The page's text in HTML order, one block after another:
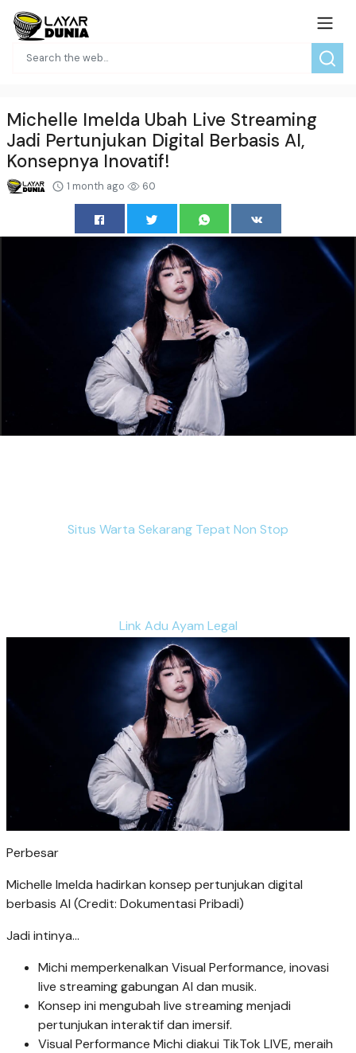
Michelle Imelda Ubah Live Streaming
Jadi Pertunjukan Digital Berbasis AI,
Konsepnya Inovatif!
1 month ago 60
Situs Warta Sekarang Tepat Non Stop
Link Adu Ayam Legal
Perbesar
Michelle Imelda hadirkan konsep pertunjukan digital
berbasis AI (Credit: Dokumentasi Pribadi)
Jadi intinya...
Michi memperkenalkan Visual Performance, inovasi
live streaming gabungan AI dan musik.
Konsep ini mengubah live streaming menjadi
pertunjukan interaktif dan imersif.
Visual Performance Michi diakui TikTok LIVE, meraih